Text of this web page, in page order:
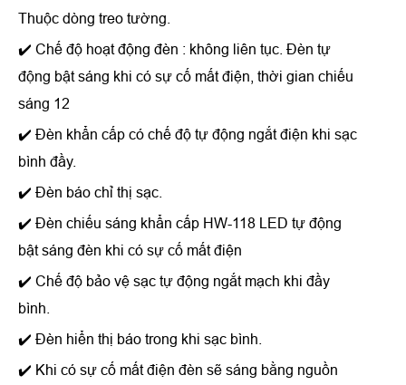
Thuộc dòng treo tường.
✔️ Chế độ hoạt động đèn : không liên tục. Đèn tự
động bật sáng khi có sự cố mất điện, thời gian chiếu
sáng 12
✔️ Đèn khẩn cấp có chế độ tự động ngắt điện khi sạc
bình đầy.
✔️ Đèn báo chỉ thị sạc.
✔️ Đèn chiếu sáng khẩn cấp HW-118 LED tự động
bật sáng đèn khi có sự cố mất điện
✔️ Chế độ bảo vệ sạc tự động ngắt mạch khi đầy
bình.
✔️ Đèn hiển thị báo trong khi sạc bình.
✔️ Khi có sự cố mất điện đèn sẽ sáng bằng nguồn